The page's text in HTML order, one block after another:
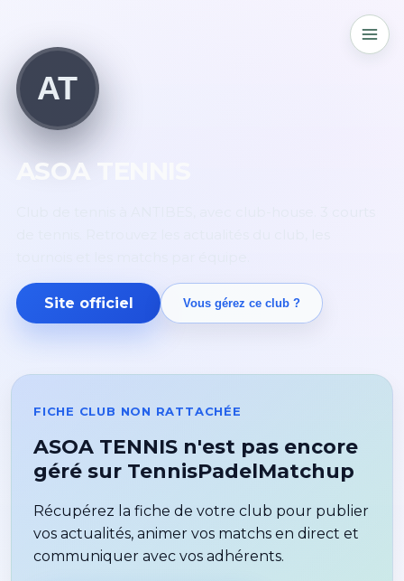
AT
ASOA TENNIS
Site officiel Vous gérez ce club ?
FICHE CLUB NON RATTACHÉE
ASOA TENNIS n'est pas encore
géré sur TennisPadelMatchup
Récupérez la fiche de votre club pour publier
vos actualités, animer vos matchs en direct et
communiquer avec vos adhérents.